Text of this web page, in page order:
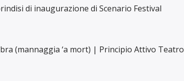
di inaugurazione di Scenario Festival
(mannaggia ‘a mort) | Principio Attivo Teatro